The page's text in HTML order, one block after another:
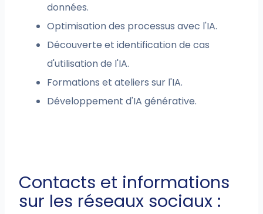
données.
Optimisation des processus avec l'IA.
Découverte et identification de cas
d'utilisation de l'IA.
Formations et ateliers sur l'IA.
Développement d'IA générative.
Contacts et informations
sur les réseaux sociaux :